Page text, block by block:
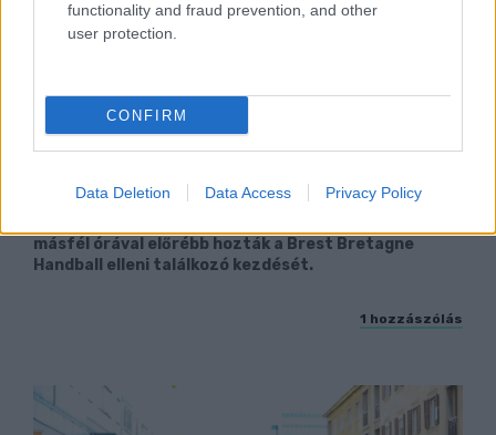
functionality and fraud prevention, and other
user protection.
CONFIRM
Data Deletion Data Access Privacy Policy
ENERGIATAKARÉKOSSÁG: KORÁBBAN
KEZDŐDIK A GYŐRI AUDI ETO KC PÉNTEKI
FELKÉSZÜLÉSI MÉRKŐZÉSE
másfél órával előrébb hozták a Brest Bretagne
Handball elleni találkozó kezdését.
1 hozzászólás